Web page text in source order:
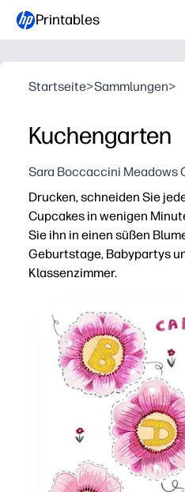
Printables
Startseite>Sammlungen>
Kuchengarten
Sara Boccaccini Meadows
Drucken, schneiden Sie
Cupcakes in wenigen
Sie ihn in einen süßen
Geburtstage, Babypartys
Klassenzimmer.
Keine Vorbereitung —
Kinderfreundliches
Flexible Designs —
Perfektes Partyfinish —